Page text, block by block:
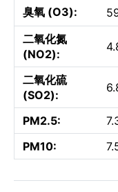
臭氧 (O3):
二氧化氮
(NO2):
二氧化硫
(SO2):
PM2.5:
PM10: